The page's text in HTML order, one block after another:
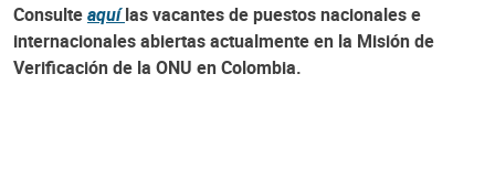
Consulteaquílas vacantes de puestos nacionales e
internacionales abiertas actualmente en la Misión de
Verificación de la ONU en Colombia.